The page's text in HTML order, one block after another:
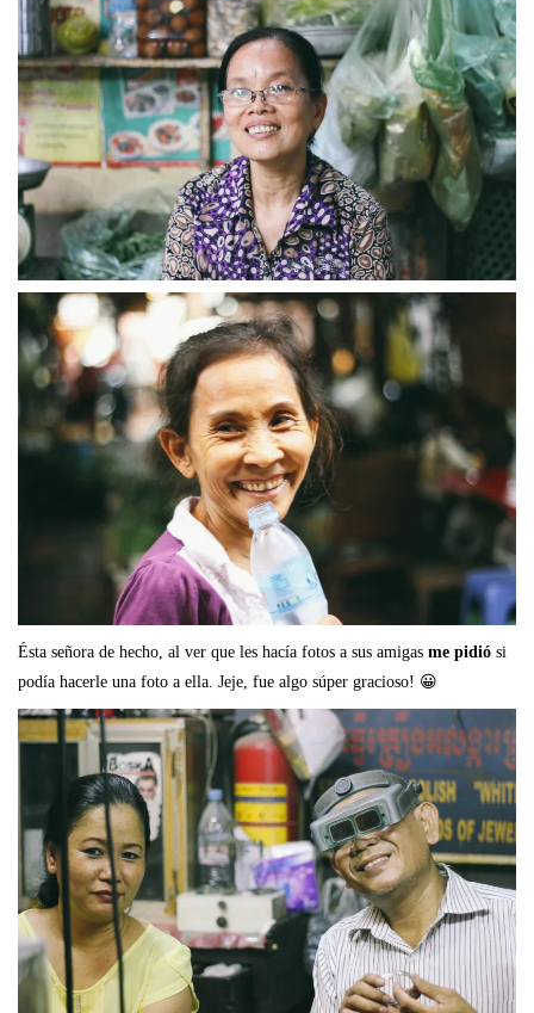
Ésta señora de hecho, al ver que les hacía fotos a sus amigas me pidió si
podía hacerle una foto a ella. Jeje, fue algo súper gracioso! 😀